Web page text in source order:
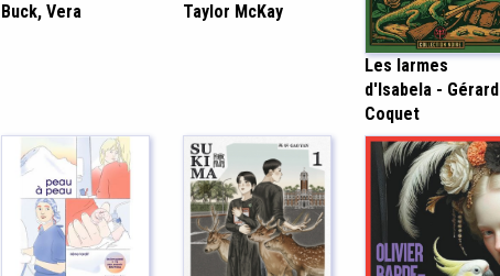
Buck, Vera
Taylor McKay
Les larmes
d'Isabela - Gérard
Coquet